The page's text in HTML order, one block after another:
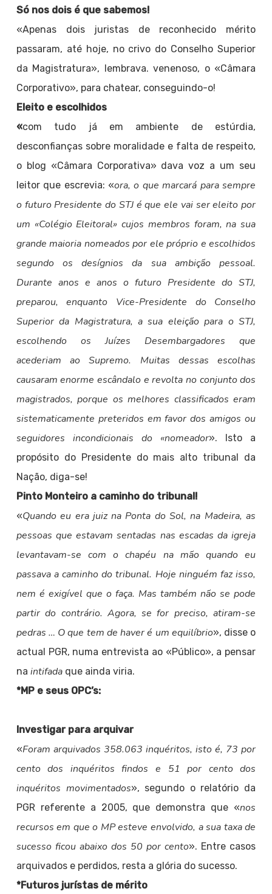
Só nos dois é que sabemos!
«Apenas dois juristas de reconhecido mérito
passaram, até hoje, no crivo do Conselho Superior
da Magistratura», lembrava. venenoso, o «Câmara
Corporativo», para chatear, conseguindo-o!
Eleito e escolhidos
«com tudo já em ambiente de estúrdia,
desconfianças sobre moralidade e falta de respeito,
o blog «Câmara Corporativa» dava voz a um seu
leitor que escrevia: «ora, o que marcará para sempre
o futuro Presidente do STJ é que ele vai ser eleito por
um «Colégio Eleitoral» cujos membros foram, na sua
grande maioria nomeados por ele próprio e escolhidos
segundo os desígnios da sua ambição pessoal.
Durante anos e anos o futuro Presidente do STJ,
preparou, enquanto Vice-Presidente do Conselho
Superior da Magistratura, a sua eleição para o STJ,
escolhendo os Juízes Desembargadores que
acederiam ao Supremo. Muitas dessas escolhas
causaram enorme escândalo e revolta no conjunto dos
magistrados, porque os melhores classificados eram
sistematicamente preteridos em favor dos amigos ou
seguidores incondicionais do «nomeador». Isto a
propósito do Presidente do mais alto tribunal da
Nação, diga-se!
Pinto Monteiro a caminho do tribunal!
«Quando eu era juiz na Ponta do Sol, na Madeira, as
pessoas que estavam sentadas nas escadas da igreja
levantavam-se com o chapéu na mão quando eu
passava a caminho do tribunal. Hoje ninguém faz isso,
nem é exigível que o faça. Mas também não se pode
partir do contrário. Agora, se for preciso, atiram-se
pedras … O que tem de haver é um equilíbrio», disse o
actual PGR, numa entrevista ao «Público», a pensar
na intifadaque ainda viria.
*MP e seus OPC’s:
Investigar para arquivar
«Foram arquivados 358.063 inquéritos, isto é, 73 por
cento dos inquéritos findos e 51 por cento dos
inquéritos movimentados», segundo o relatório da
PGR referente a 2005, que demonstra que «nos
recursos em que o MP esteve envolvido, a sua taxa de
sucesso ficou abaixo dos 50 por cento». Entre casos
arquivados e perdidos, resta a glória do sucesso.
*Futuros jurístas de mérito